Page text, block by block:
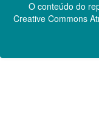
O conteúdo do
Creative Commons